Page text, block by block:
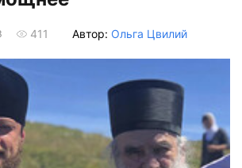
411 Автор: Ольга Цвилий